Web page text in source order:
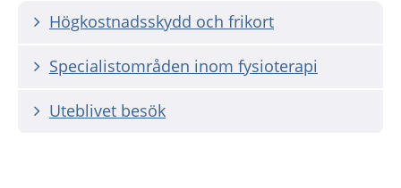
Högkostnadsskydd och frikort
Specialistområden inom fysioterapi
Uteblivet besök